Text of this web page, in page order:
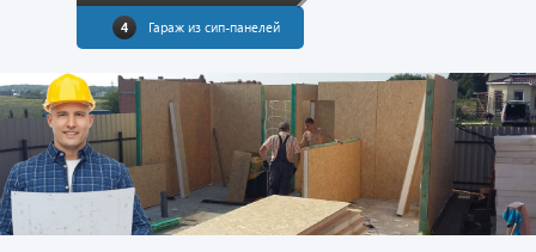
Гараж из сип-панелей